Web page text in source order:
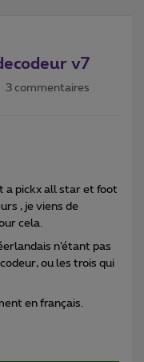
v7
3 commentaires
a pickx all star et foot
, je viens de
cela.
n’étant pas
ou les trois qui
en français.